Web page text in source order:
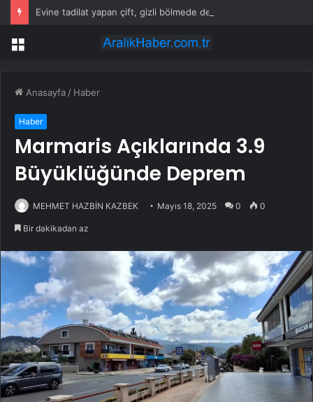
Menü
Anasayfa / Haber
Haber
Marmaris Açıklarında 3.9
Büyüklüğünde Deprem
MEHMET HAZBİN KAZBEK Mayıs 18, 2025 0 0
Bir dakikadan az